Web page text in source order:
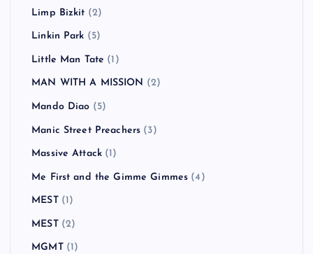
Limp Bizkit (2)
Linkin Park (5)
Little Man Tate (1)
MAN WITH A MISSION (2)
Mando Diao (5)
Manic Street Preachers (3)
Massive Attack (1)
Me First and the Gimme Gimmes (4)
MEST(1)
MEST(2)
MGMT(1)